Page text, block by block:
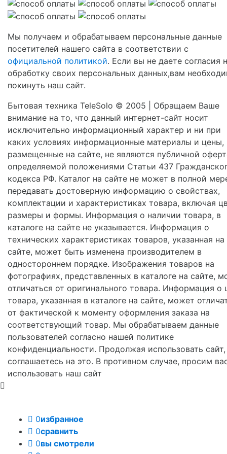
Мы получаем и обрабатываем персональные данные
посетителей нашего сайта в соответствии с
официальной политикой. Если вы не даете согласия
обработку своих персональных данных,вам
покинуть наш сайт.
Бытовая техника TeleSolo © 2005 | Обращаем Ваше
внимание на то, что данный интернет-сайт носит
исключительно информационный характер и ни при
каких условиях информационные материалы и цены,
размещенные на сайте, не являются публичной
определяемой положениями Статьи 437
кодекса РФ. Каталог на сайте не может в полной
передавать достоверную информацию о свойствах,
комплектации и характеристиках товара, включая
размеры и формы. Информация о наличии товара, в
каталоге на сайте не указывается. Информация о
технических характеристиках товаров, указанная на
сайте, может быть изменена производителем в
одностороннем порядке. Изображения товаров на
фотографиях, представленных в каталоге на сайте,
отличаться от оригинального товара. Информация о
товара, указанная в каталоге на сайте, может
от фактической к моменту оформления заказа на
соответствующий товар. Мы обрабатываем данные
пользователей согласно нашей политике
конфиденциальности. Продолжая использовать
соглашаетесь на это. В противном случае, просим
использовать наш сайт
0избранное
0сравнить
0вы смотрели